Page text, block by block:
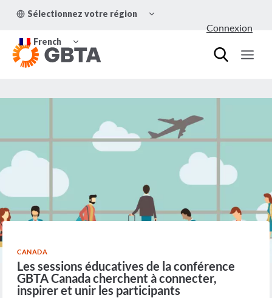
Sélectionnez votre région
LE
French
LE
MENU
ENFANT
Connexion
CANADA
Les sessions éducatives de la conférence
GBTA Canada cherchent à connecter,
inspirer et unir les participants